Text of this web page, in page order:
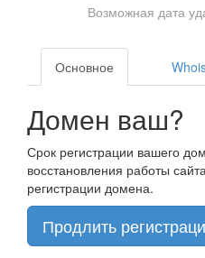
Возможная дата
Основное
Домен ваш?
Срок регистрации вашего
восстановления работы
регистрации домена.
Продлить